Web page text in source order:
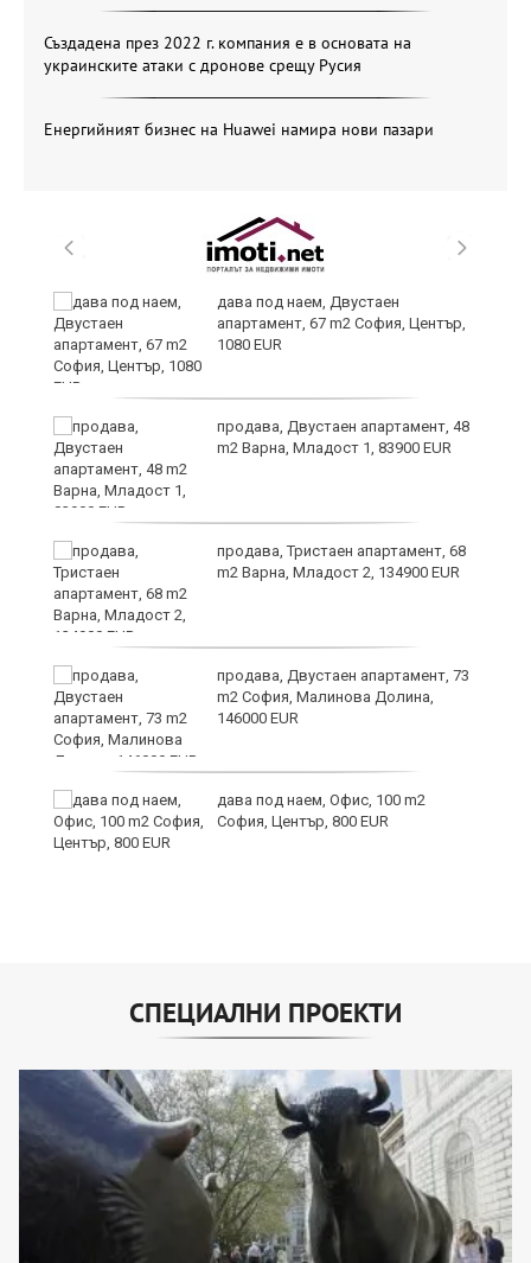
Създадена през 2022 г. компания е в основата на
украинските атаки с дронове срещу Русия
Енергийният бизнес на Huawei намира нови пазари
дава под наем, Двустаен
апартамент, 67 m2 София, Център,
1080 EUR
продава, Двустаен апартамент, 48
m2 Варна, Младост 1, 83900 EUR
продава, Тристаен апартамент, 68
m2 Варна, Младост 2, 134900 EUR
продава, Двустаен апартамент, 73
m2 София, Малинова Долина,
146000 EUR
дава под наем, Офис, 100 m2
София, Център, 800 EUR
СПЕЦИАЛНИ ПРОЕКТИ